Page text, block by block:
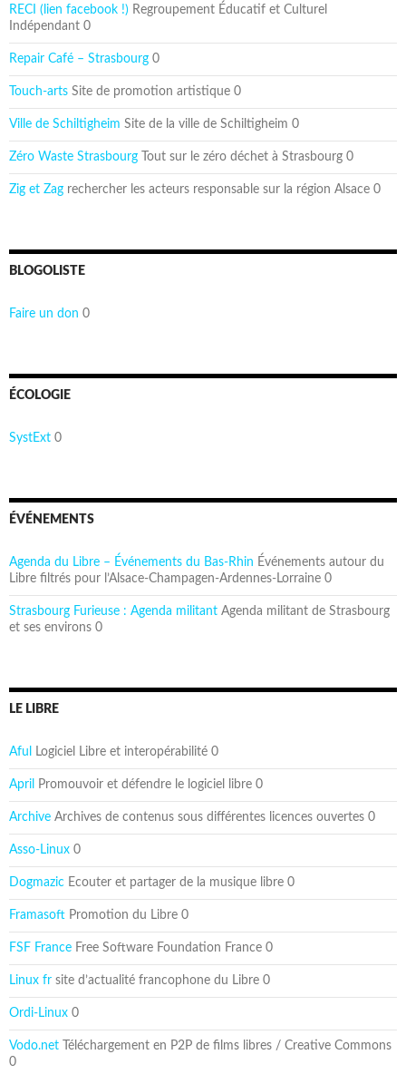
RECI (lien facebook !) Regroupement Éducatif et Culturel
Indépendant 0
Repair Café – Strasbourg 0
Touch-arts Site de promotion artistique 0
Ville de Schiltigheim Site de la ville de Schiltigheim 0
Zéro Waste Strasbourg Tout sur le zéro déchet à Strasbourg 0
Zig et Zag rechercher les acteurs responsable sur la région Alsace 0
BLOGOLISTE
Faire un don 0
ÉCOLOGIE
SystExt 0
ÉVÉNEMENTS
Agenda du Libre – Événements du Bas-Rhin Événements autour du
Libre filtrés pour l’Alsace-Champagen-Ardennes-Lorraine 0
Strasbourg Furieuse : Agenda militant Agenda militant de Strasbourg
et ses environs 0
LE LIBRE
Aful Logiciel Libre et interopérabilité 0
April Promouvoir et défendre le logiciel libre 0
Archive Archives de contenus sous différentes licences ouvertes 0
Asso-Linux 0
Dogmazic Ecouter et partager de la musique libre 0
Framasoft Promotion du Libre 0
FSF France Free Software Foundation France 0
Linux fr site d’actualité francophone du Libre 0
Ordi-Linux 0
Vodo.net Téléchargement en P2P de films libres / Creative Commons
0